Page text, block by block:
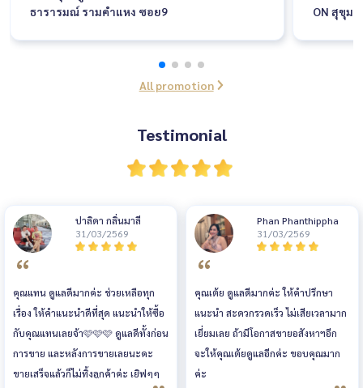
ธารารมณ์ รามคำแหง ซอย9
ON สุขุม
All promotion
Testimonial
ปาลิดา กลิ่นมาลี
31/03/2569
คุณแทน ดูแลดีมากค่ะ ช่วยเหลือทุก
เรื่อง ให้คำแนะนำดีที่สุด แนะนำให้ซื้อ
กับคุณแทนเลยจ้า🩷🩷🩷 ดูแลดีทั้งก่อน
การขาย และหลังการขายเลยนะคะ
ขายเสร็จแล้วก็ไม่ทิ้งลูกค้าค่ะ เยิฟๆๆ
Phan Phanthippha
31/03/2569
คุณเต้ย ดูแลดีมากค่ะ ให้คำปรึกษา
แนะนำ สะดวกรวดเร็ว ไม่เสียเวลามาก
เยี่ยมเลย ถ้ามีโอกาสขายอสังหาฯอีก
จะให้คุณเต้ยดูแลอีกค่ะ ขอบคุณมาก
ค่ะ